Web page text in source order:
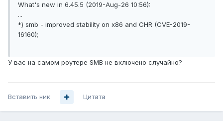
What's new in 6.45.5 (2019-Aug-26 10:56):
...
*) smb - improved stability on x86 and CHR (CVE-2019-
16160);
У вас на самом роутере SMB не включено случайно?
Вставить ник Цитата